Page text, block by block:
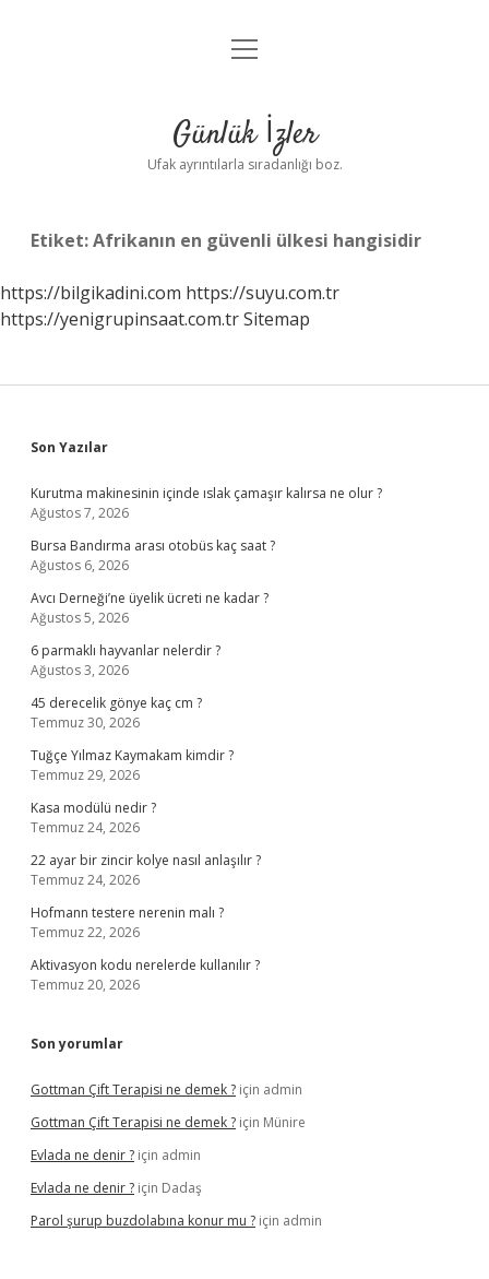
Anasayfa
Yasal Uyarı
menüyü
Günlük İzler
Ufak ayrıntılarla sıradanlığı boz.
Etiket:Afrikanın en güvenli ülkesi hangisidir
https://bilgikadini.com https://suyu.com.tr
https://yenigrupinsaat.com.trSitemap
Sidebar
Son Yazılar
Kurutma makinesinin içinde ıslak çamaşır kalırsa ne olur ?
Ağustos 7, 2026
Bursa Bandırma arası otobüs kaç saat ?
Ağustos 6, 2026
Avcı Derneği’ne üyelik ücreti ne kadar ?
Ağustos 5, 2026
6 parmaklı hayvanlar nelerdir ?
Ağustos 3, 2026
45 derecelik gönye kaç cm ?
Temmuz 30, 2026
Tuğçe Yılmaz Kaymakam kimdir ?
Temmuz 29, 2026
Kasa modülü nedir ?
Temmuz 24, 2026
22 ayar bir zincir kolye nasıl anlaşılır ?
Temmuz 24, 2026
Hofmann testere nerenin malı ?
Temmuz 22, 2026
Aktivasyon kodu nerelerde kullanılır ?
Temmuz 20, 2026
Son yorumlar
Gottman Çift Terapisi ne demek ? için admin
Gottman Çift Terapisi ne demek ? için Münire
Evlada ne denir ? için admin
Evlada ne denir ? için Dadaş
Parol şurup buzdolabına konur mu ? için admin